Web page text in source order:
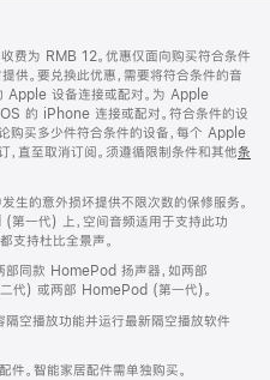
费为 RMB 12。优惠仅面向购买符合条件
。要兑换此优惠，需要将符合条件的音
设备连接或配对。为 Apple
的 iPhone 连接或配对。符合条件的设
购买多少件符合条件的设备，每个 Apple
直至取消订阅。须遵循限制条件和其他条
的意外损坏提供不限次数的保修服务。
一代) 上，空间音频适用于支持此功
支持杜比全景声。
同款 HomePod 扬声器，如两部
代) 或两部 HomePod (第一代)。
空播放功能并运行最新隔空播放软件
。智能家居配件需单独购买。